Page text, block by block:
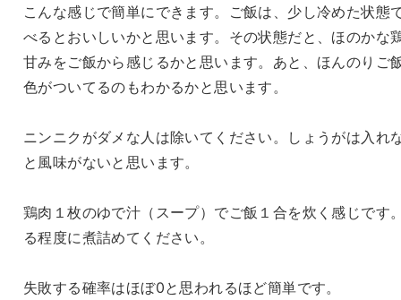
こんな感じで簡単にできます。ご飯は、少し冷めた状態
べるとおいしいかと思います。その状態だと、ほのかな
甘みをご飯から感じるかと思います。あと、ほんのりご
色がついてるのもわかるかと思います。
ニンニクがダメな人は除いてください。しょうがは入れ
と風味がないと思います。
鶏肉１枚のゆで汁（スープ）でご飯１合を炊く感じです
る程度に煮詰めてください。
失敗する確率はほぼ0と思われるほど簡単です。